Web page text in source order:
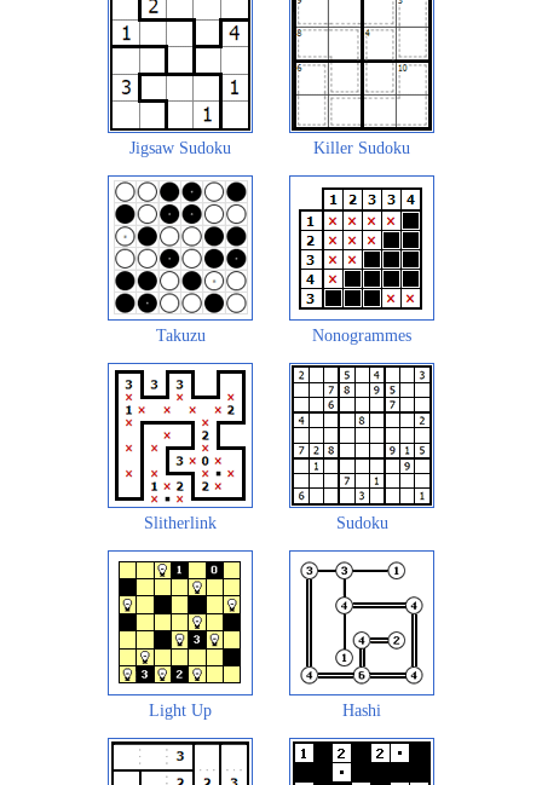
Jigsaw Sudoku Killer Sudoku
Takuzu Nonogrammes
Slitherlink Sudoku
Light Up Hashi